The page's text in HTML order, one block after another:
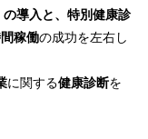
導入と、特別健康診
稼働の成功を左右し
に関する健康診断を